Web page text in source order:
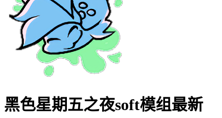
黑色星期五之夜soft模组最新